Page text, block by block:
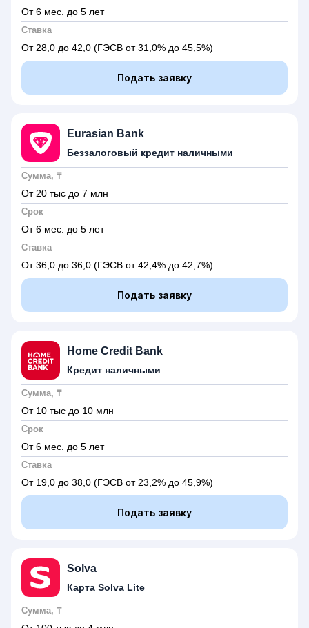
От 6 мес. до 5 лет
Ставка
От 28,0 до 42,0 (ГЭСВ от 31,0% до 45,5%)
Подать заявку
Eurasian Bank
Беззалоговый кредит наличными
Сумма, ₸
От 20 тыс до 7 млн
Срок
От 6 мес. до 5 лет
Ставка
От 36,0 до 36,0 (ГЭСВ от 42,4% до 42,7%)
Подать заявку
Home Credit Bank
Кредит наличными
Сумма, ₸
От 10 тыс до 10 млн
Срок
От 6 мес. до 5 лет
Ставка
От 19,0 до 38,0 (ГЭСВ от 23,2% до 45,9%)
Подать заявку
Solva
Карта Solva Lite
Сумма, ₸